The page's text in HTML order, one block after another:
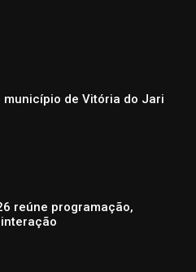
município de Vitória do Jari
reúne programação,